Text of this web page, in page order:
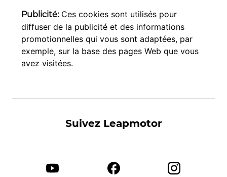
Publicité:Ces cookies sont utilisés pour
diffuser de la publicité et des informations
promotionnelles qui vous sont adaptées, par
exemple, sur la base des pages Web que vous
avez visitées.
Suivez Leapmotor